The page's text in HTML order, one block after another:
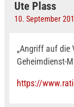
Ute Plass
10. September
„Angriff auf die
Geheimdienst-
https://